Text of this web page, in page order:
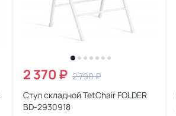
2 370 ₽ 2 790 ₽
Стул складной TetChair FOLDER
BD-2930918